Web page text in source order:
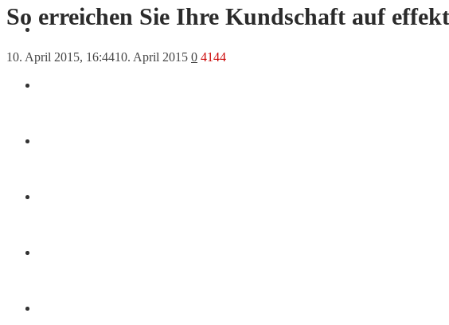
So erreichen Sie Ihre Kundschaft auf
10. April 2015, 16:4410. April 2015 0 4144